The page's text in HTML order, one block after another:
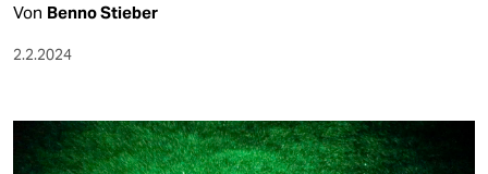
Von Benno Stieber
2.2.2024